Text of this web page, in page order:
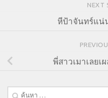
NEXT
หีป้าจันทร์แน่
พี่สาวเมาเลยเ
ค้นหา